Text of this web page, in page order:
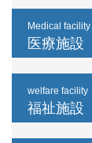
Medical facility
医療施設
welfare facility
福祉施設